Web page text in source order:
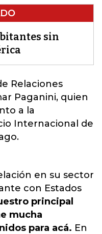
sin
Relaciones
Paganini, quien
a la
Internacional de
en su sector
con Estados
principal
mucha
para acá. En